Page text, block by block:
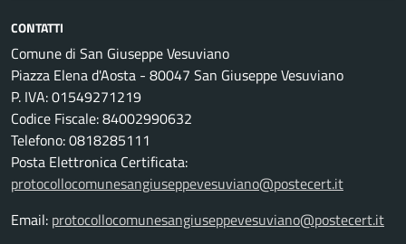
CONTATTI
Comune di San Giuseppe Vesuviano
Piazza Elena d'Aosta - 80047 San Giuseppe Vesuviano
P. IVA: 01549271219
Codice Fiscale: 84002990632
Telefono: 0818285111
Posta Elettronica Certificata:
protocollocomunesangiuseppevesuviano@postecert.it
Email: protocollocomunesangiuseppevesuviano@postecert.it